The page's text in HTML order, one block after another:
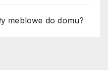
meblowe do domu?